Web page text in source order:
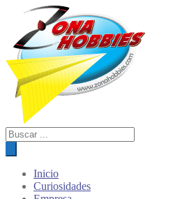
Búsqueda
de
productos
Inicio
Curiosidades